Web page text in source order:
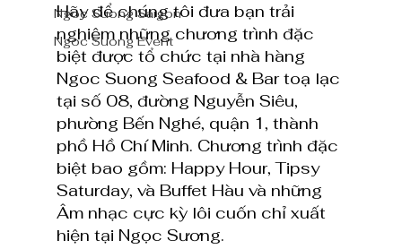
Ngoc Suong Saigon
Ngoc Suong Event
Hãy để chúng tôi đưa bạn trải
nghiệm những chương trình đặc
biệt được tổ chức tại nhà hàng
Ngoc Suong Seafood & Bar toạ lạc
tại số 08, đường Nguyễn Siêu,
phường Bến Nghé, quận 1, thành
phồ Hồ Chí Minh. Chương trình đặc
biệt bao gồm: Happy Hour, Tipsy
Saturday, và Buffet Hàu và những
Âm nhạc cực kỳ lôi cuốn chỉ xuất
hiện tại Ngọc Sương.